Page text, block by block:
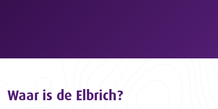
Waar is de Elbrich?